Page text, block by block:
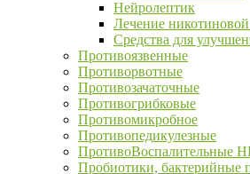
Нейролептик
Лечение
Средства для
Противоязвенные
Противорвотные
Противозачаточные
Противогрибковые
Противомикробное
Противопедикулезные
ПротивоВоспалительные
Пробиотики, бактерийные